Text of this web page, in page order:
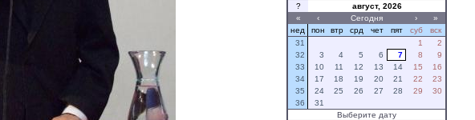
?
август, 2026
«
‹ Сегодня ›
»
нед
пон втр срд чет пят суб
вск
31
1
2
32
3 4 5 6 7 8
9
33
10 11 12 13 14 15
16
34
17 18 19 20 21 22
23
35
24 25 26 27 28 29
30
36
31
Выберите дату